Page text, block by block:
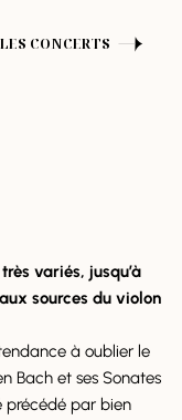
CONCERTS
variés, jusqu’à
sources du violon
à oublier le
Bach et ses Sonates
précédé par bien